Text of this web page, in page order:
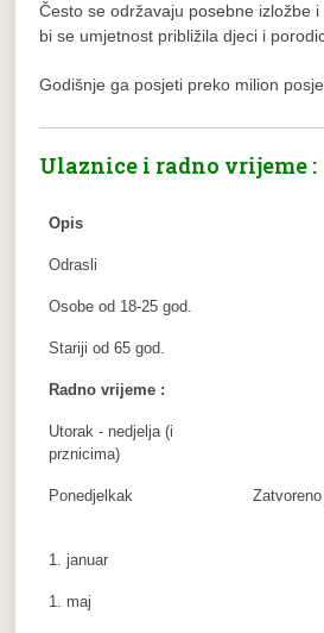
Često se održavaju posebne izložbe
bi se umjetnost približila djeci i
Godišnje ga posjeti preko milion
Ulaznice i radno vrijeme :
Opis
Odrasli
Osobe od 18-25 god.
Stariji od 65 god.
Radno vrijeme :
Utorak - nedjelja (i
prznicima)
Ponedjelkak
1. januar
1. maj